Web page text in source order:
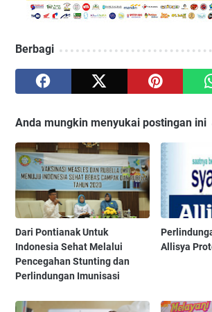
Berbagi
Anda mungkin menyukai postingan ini
Dari Pontianak Untuk
Indonesia Sehat Melalui
Pencegahan Stunting dan
Perlindungan Imunisasi
Allisya